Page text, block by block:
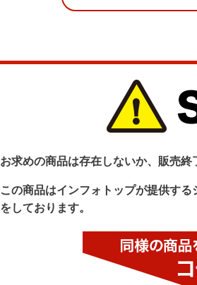
お求めの商品は存在しないか、販売終
この商品はインフォトップが提供す
をしております。